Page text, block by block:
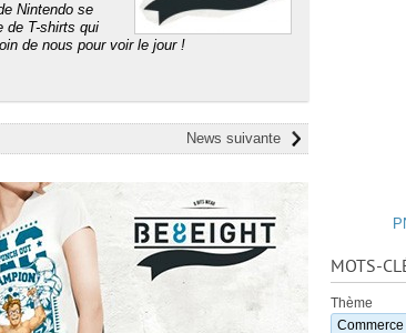
Nintendo se
de T-shirts qui
de nous pour voir le jour !
News suivante
MOTS-
Thème
Commerce